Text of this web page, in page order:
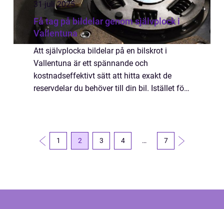
31 juli 2025
Få tag på bildelar genom självplock i
Vallentuna
Att självplocka bildelar på en bilskrot i
Vallentuna är ett spännande och
kostnadseffektivt sätt att hitta exakt de
reservdelar du behöver till din bil. Istället för
1 2 3 4 … 7